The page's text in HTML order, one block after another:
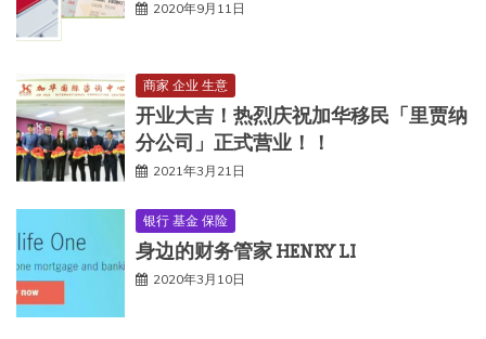
2020年9月11日
商家 企业 生意
开业大吉！热烈庆祝加华移民「里贾纳
分公司」正式营业！！
2021年3月21日
银行 基金 保险
身边的财务管家 HENRY LI
2020年3月10日